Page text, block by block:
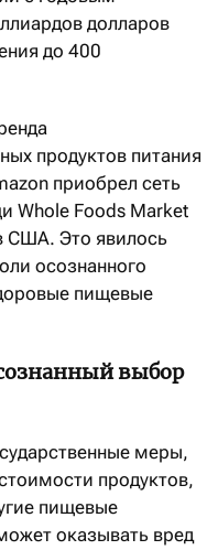
долларов
до 400
продуктов питания
приобрел сеть
Whole Foods Market
США. Это явилось
осознанного
пищевые
выбор
меры,
продуктов,
пищевые
оказывать вред